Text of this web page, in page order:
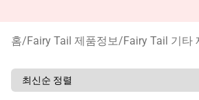
홈/Fairy Tail 제품정보/Fairy Tail 기타